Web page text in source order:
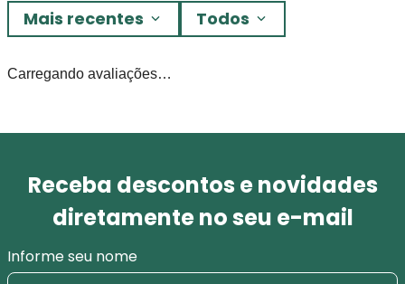
Mais recentes Todos
Carregando avaliações…
Receba descontos e novidades
diretamente no seu e-mail
Informe seu nome